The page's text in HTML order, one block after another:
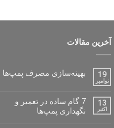
آخرین مقالات
19
نوامبر
بهینه‌سازی مصرف پمپ‌ها
برای
بهینه‌سازی
مصرف
پمپ‌ها
ثبت
نشده
13
اکتبر
7 گام ساده در تعمیر و
نگهداری پمپ‌ها